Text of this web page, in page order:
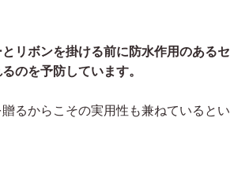
リボンを掛ける前に防水作用のあるセ
のを予防しています。
るからこその実用性も兼ねているとい